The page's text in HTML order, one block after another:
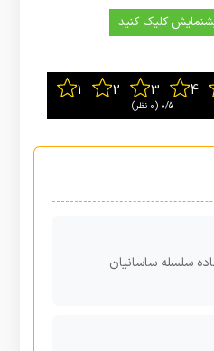
کلیک کنید
0/5 ‫(0 نظر)
سلسله ساسانیان